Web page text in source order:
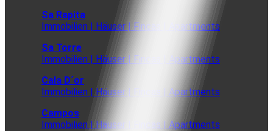
Sa Rapita
Immobilien | Häuser | Fincas | Apartments
Sa Torre
Immobilien | Häuser | Fincas | Apartments
Cala D´or
Immobilien | Häuser | Fincas | Apartments
Campos
Immobilien | Häuser | Fincas | Apartments